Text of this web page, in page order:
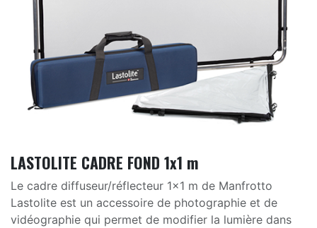
LASTOLITE CADRE FOND 1x1 m
Le cadre diffuseur/réflecteur 1x1 m de Manfrotto
Lastolite est un accessoire de photographie et de
vidéographie qui permet de modifier la lumière dans